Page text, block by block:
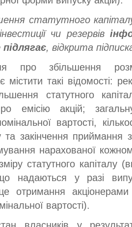
статутного
чи резервів
, відкрита
про збільшення
такі відомості:
статутного
емісію акцій;
вартості,
та закінчення приймання
нарахованої
статутного капіталу
надаються у разі
отримання акціонерами
вартості).